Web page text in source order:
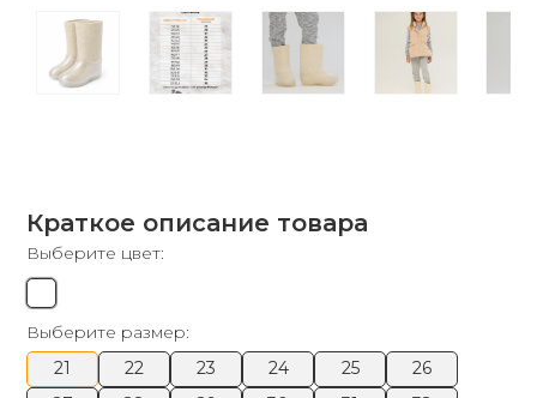
Краткое описание товара
Выберите цвет:
Выберите размер:
21
22 23 24 25
26